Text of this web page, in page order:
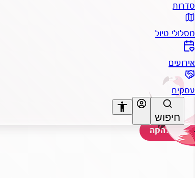
סדרות
מסלולי טיול
אירועים
עסקים
חיפוש
accessibility
A-
בתוך הלהקה